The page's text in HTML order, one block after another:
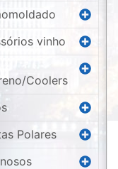
vinho
Coolers
Polares